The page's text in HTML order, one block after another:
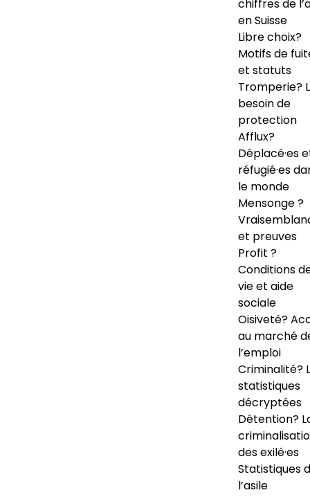
chiffres de
en Suisse
Libre choix?
Motifs de
et statuts
Tromperie?
besoin de
protection
Afflux?
Déplacé·es
réfugié·es
le monde
Mensonge ?
et preuves
Profit ?
Conditions
vie et aide
sociale
Oisiveté?
au marché
l’emploi
Criminalité?
statistiques
décryptées
Détention?
des exilé·es
Statistiques
l’asile